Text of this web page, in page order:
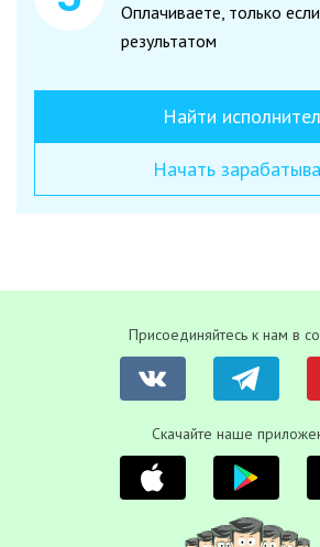
Оплачиваете, только
результатом
Найти
Начать
Присоединяйтесь к нам в
Скачайте наше